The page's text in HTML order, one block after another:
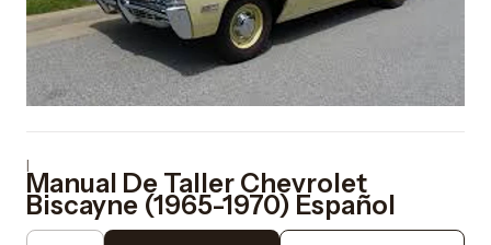
|
Manual De Taller Chevrolet
Biscayne (1965-1970) Español